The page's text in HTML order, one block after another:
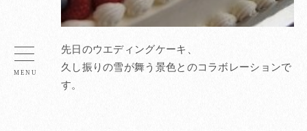
先日のウエディングケーキ、
久し振りの雪が舞う景色とのコラボレーションで
す。